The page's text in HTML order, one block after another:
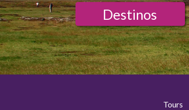
Destinos
Tours